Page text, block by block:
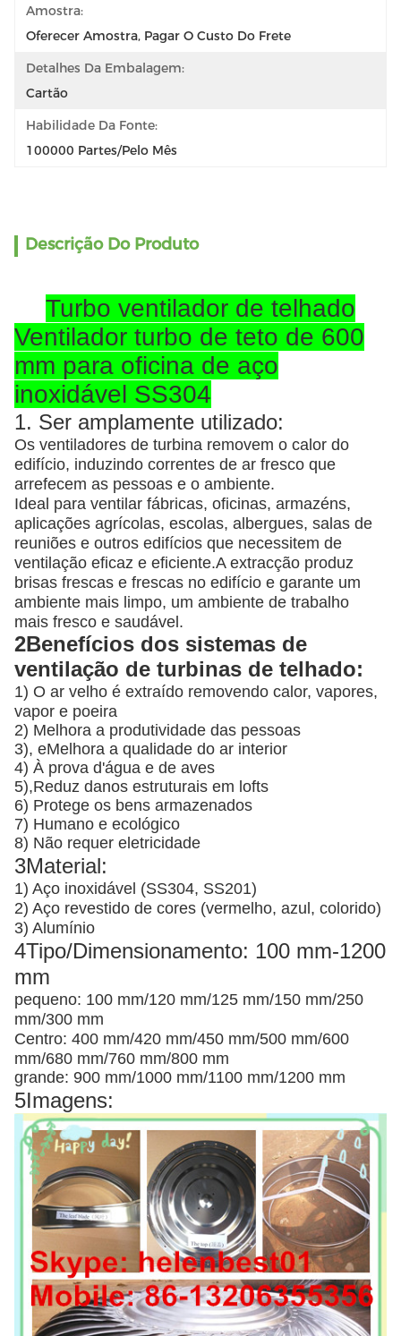
Amostra:
Oferecer Amostra, Pagar O Custo Do Frete
Detalhes Da Embalagem:
Cartão
Habilidade Da Fonte:
100000 Partes/pelo Mês
Descrição Do Produto
Turbo ventilador de telhado
Ventilador turbo de teto de 600
mm para oficina de aço
inoxidável SS304
1. Ser amplamente utilizado:
Os ventiladores de turbina removem o calor do
edifício, induzindo correntes de ar fresco que
arrefecem as pessoas e o ambiente.
Ideal para ventilar fábricas, oficinas, armazéns,
aplicações agrícolas, escolas, albergues, salas de
reuniões e outros edifícios que necessitem de
ventilação eficaz e eficiente.A extracção produz
brisas frescas e frescas no edifício e garante um
ambiente mais limpo, um ambiente de trabalho
mais fresco e saudável.
2Benefícios dos sistemas de
ventilação de turbinas de telhado:
1) O ar velho é extraído removendo calor, vapores,
vapor e poeira
2) Melhora a produtividade das pessoas
3), eMelhora a qualidade do ar interior
4) À prova d'água e de aves
5),Reduz danos estruturais em lofts
6) Protege os bens armazenados
7) Humano e ecológico
8) Não requer eletricidade
3Material:
1) Aço inoxidável (SS304, SS201)
2) Aço revestido de cores (vermelho, azul, colorido)
3) Alumínio
4Tipo/Dimensionamento: 100 mm-1200
mm
pequeno: 100 mm/120 mm/125 mm/150 mm/250
mm/300 mm
Centro: 400 mm/420 mm/450 mm/500 mm/600
mm/680 mm/760 mm/800 mm
grande: 900 mm/1000 mm/1100 mm/1200 mm
5Imagens: